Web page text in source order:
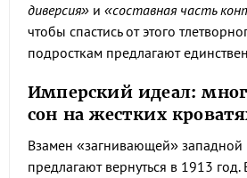
диверсия» и «составная часть
чтобы спастись от этого
подросткам предлагают
Имперский идеал:
сон на жестких
Взамен «загнивающей»
предлагают вернуться в 1913 год.